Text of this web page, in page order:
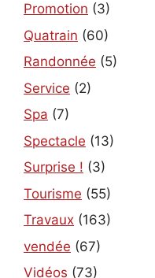
Promotion (3)
Quatrain (60)
Randonnée (5)
Service (2)
Spa (7)
Spectacle (13)
Surprise ! (3)
Tourisme (55)
Travaux (163)
vendée (67)
Vidéos (73)